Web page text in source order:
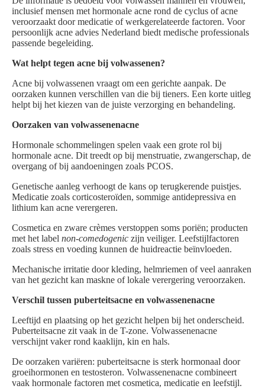
inclusief mensen met hormonale acne rond de cyclus of acne
veroorzaakt door medicatie of werkgerelateerde factoren. Voor
persoonlijk acne advies Nederland biedt medische professionals
passende begeleiding.
Wat helpt tegen acne bij volwassenen?
Acne bij volwassenen vraagt om een gerichte aanpak. De
oorzaken kunnen verschillen van die bij tieners. Een korte uitleg
helpt bij het kiezen van de juiste verzorging en behandeling.
Oorzaken van volwassenenacne
Hormonale schommelingen spelen vaak een grote rol bij
hormonale acne. Dit treedt op bij menstruatie, zwangerschap, de
overgang of bij aandoeningen zoals PCOS.
Genetische aanleg verhoogt de kans op terugkerende puistjes.
Medicatie zoals corticosteroïden, sommige antidepressiva en
lithium kan acne verergeren.
Cosmetica en zware crèmes verstoppen soms poriën; producten
met het label non-comedogenic zijn veiliger. Leefstijlfactoren
zoals stress en voeding kunnen de huidreactie beïnvloeden.
Mechanische irritatie door kleding, helmriemen of veel aanraken
van het gezicht kan maskne of lokale verergering veroorzaken.
Verschil tussen puberteitsacne en volwassenenacne
Leeftijd en plaatsing op het gezicht helpen bij het onderscheid.
Puberteitsacne zit vaak in de T-zone. Volwassenenacne
verschijnt vaker rond kaaklijn, kin en hals.
De oorzaken variëren: puberteitsacne is sterk hormonaal door
groeihormonen en testosteron. Volwassenenacne combineert
vaak hormonale factoren met cosmetica, medicatie en leefstijl.